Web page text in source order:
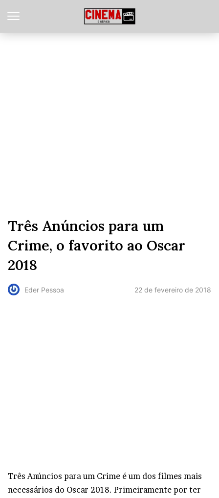
Três Anúncios para um
Crime, o favorito ao Oscar
2018
Eder Pessoa 22 de fevereiro de 2018
Três Anúncios para um Crime é um dos filmes mais
necessários do Oscar 2018. Primeiramente por ter